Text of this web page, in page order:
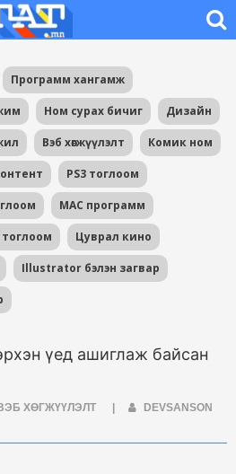
Программ хангамж
Ном сурах бичиг Дизайн
Вэб хөгжүүлэлт Комик ном
PS3 тоглоом
MAC программ
Цуврал кино
Illustrator бэлэн загвар
үед ашиглаж байсан
ХӨГЖҮҮЛЭЛТ DEVSANSON